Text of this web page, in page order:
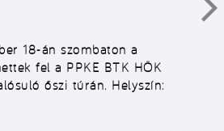
18-án szombaton a
fel a PPKE BTK HÖK
őszi túrán. Helyszín: